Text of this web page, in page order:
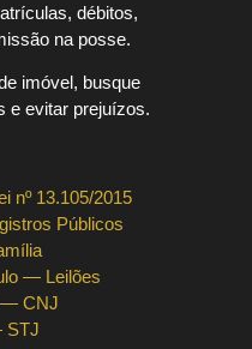
débitos,
na posse.
imóvel, busque
e evitar prejuízos.
nº 13.105/2015
Públicos
— Leilões
— CNJ
STJ